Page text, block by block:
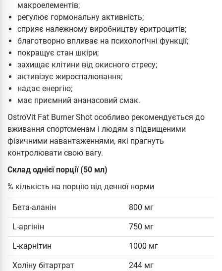
макроелементів;
регулює гормональну активність;
сприяє належному виробництву еритроцитів;
благотворно впливає на психологічні функції;
покращує стан шкіри;
захищає клітини від окисного стресу;
активізує жироспалювання;
надає енергію;
має приємний ананасовий смак.
OstroVit Fat Burner Shot особливо рекомендується до
вживання спортсменам і людям з підвищеними
фізичними навантаженнями, які прагнуть
контролювати свою вагу.
Склад однієї порції (50 мл)
% кількість на порцію від денної норми
Бета-аланін 800 мг
L-аргінін 750 мг
L-карнітин 1000 мг
Холіну бітартрат 244 мг